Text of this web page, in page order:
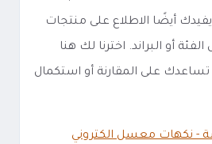
يفيدك أيضًا الاطلاع على منتجات
أو البراند. اخترنا لك هنا
تساعدك على المقارنة أو استكمال
نكهات معسل الكتروني